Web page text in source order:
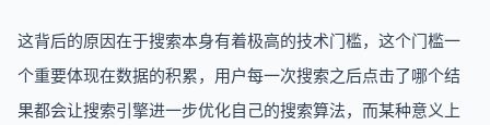
这背后的原因在于搜索本身有着极高的技术门槛，这个门槛一
个重要体现在数据的积累，用户每一次搜索之后点击了哪个结
果都会让搜索引擎进一步优化自己的搜索算法，而某种意义上